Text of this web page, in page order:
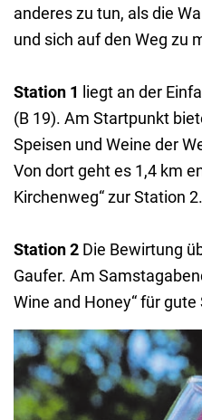
anderes zu tun, als die
und sich auf den Weg zu
Station 1 liegt an der
(B 19). Am Startpunkt
Speisen und Weine der
Von dort geht es 1,4 km
Kirchenweg“ zur Station 2.
Station 2 Die Bewirtung
Gaufer. Am
Wine and Honey“ für